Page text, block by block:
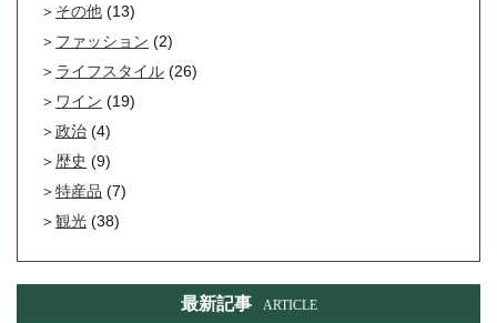
その他 (13)
ファッション (2)
ライフスタイル (26)
ワイン (19)
政治 (4)
歴史 (9)
特産品 (7)
観光 (38)
最新記事 ARTICLE